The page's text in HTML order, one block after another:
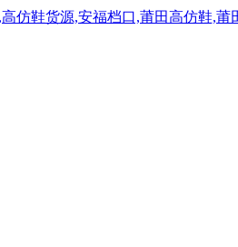
仿鞋货源,安福档口,莆田高仿鞋,